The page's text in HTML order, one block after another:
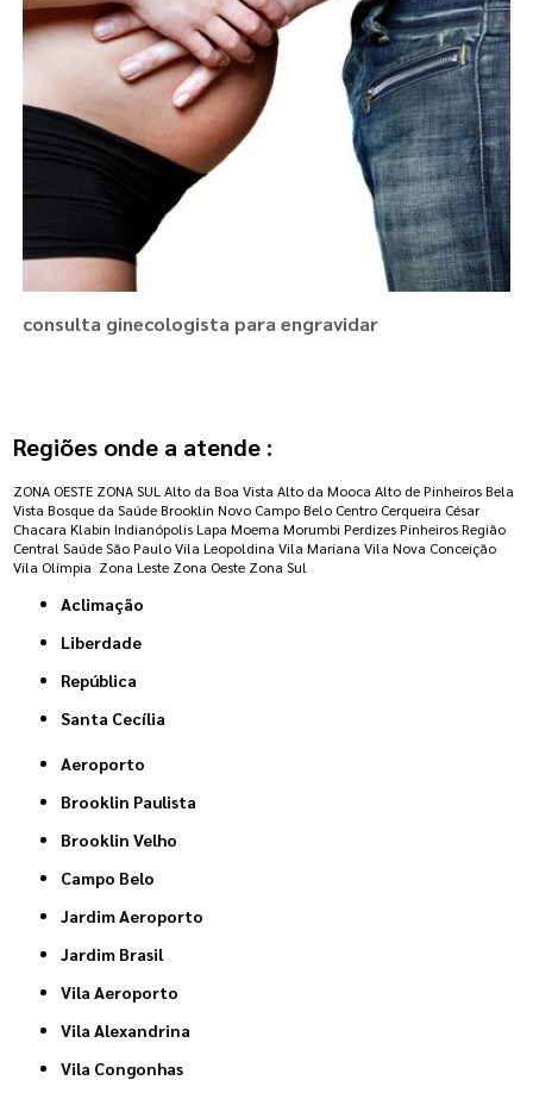
consulta ginecologista para engravidar
Regiões onde a atende :
ZONA OESTE ZONA SUL Alto da Boa Vista Alto da Mooca Alto de Pinheiros Bela
Vista Bosque da Saúde Brooklin Novo Campo Belo Centro Cerqueira César
Chacara Klabin Indianópolis Lapa Moema Morumbi Perdizes Pinheiros Região
Central Saúde São Paulo Vila Leopoldina Vila Mariana Vila Nova Conceição
Vila Olímpia Zona Leste Zona Oeste Zona Sul
Aclimação
Liberdade
República
Santa Cecília
Aeroporto
Brooklin Paulista
Brooklin Velho
Campo Belo
Jardim Aeroporto
Jardim Brasil
Vila Aeroporto
Vila Alexandrina
Vila Congonhas